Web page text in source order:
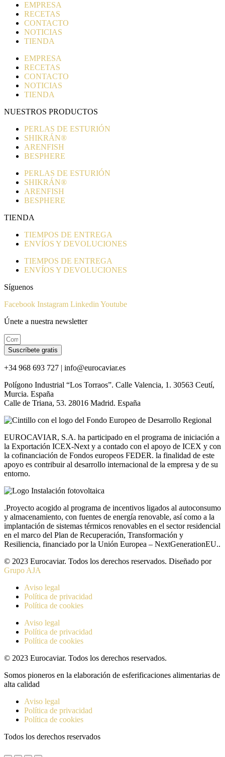
EMPRESA
RECETAS
CONTACTO
NOTICIAS
TIENDA
EMPRESA
RECETAS
CONTACTO
NOTICIAS
TIENDA
NUESTROS PRODUCTOS
PERLAS DE ESTURIÓN
SHIKRÁN®
ARENFISH
BESPHERE
PERLAS DE ESTURIÓN
SHIKRÁN®
ARENFISH
BESPHERE
TIENDA
TIEMPOS DE ENTREGA
ENVÍOS Y DEVOLUCIONES
TIEMPOS DE ENTREGA
ENVÍOS Y DEVOLUCIONES
Síguenos
Facebook Instagram Linkedin Youtube
Únete a nuestra newsletter
Suscríbete gratis
+34 968 693 727 | info@eurocaviar.es
Polígono Industrial “Los Torraos”. Calle Valencia, 1. 30563 Ceutí,
Murcia. España
Calle de Triana, 53. 28016 Madrid. España
EUROCAVIAR, S.A. ha participado en el programa de iniciación a
la Exportación ICEX-Next y a contado con el apoyo de ICEX y con
la cofinanciación de Fondos europeos FEDER. la finalidad de este
apoyo es contribuir al desarrollo internacional de la empresa y de su
entorno.
.Proyecto acogido al programa de incentivos ligados al autoconsumo
y almacenamiento, con fuentes de energía renovable, así como a la
implantación de sistemas térmicos renovables en el sector residencial
en el marco del Plan de Recuperación, Transformación y
Resiliencia, financiado por la Unión Europea – NextGenerationEU..
© 2023 Eurocaviar. Todos los derechos reservados. Diseñado por
Grupo AJA
Aviso legal
Política de privacidad
Política de cookies
Aviso legal
Política de privacidad
Política de cookies
© 2023 Eurocaviar. Todos los derechos reservados.
Somos pioneros en la elaboración de esferificaciones alimentarias de
alta calidad
Aviso legal
Política de privacidad
Política de cookies
Todos los derechos reservados